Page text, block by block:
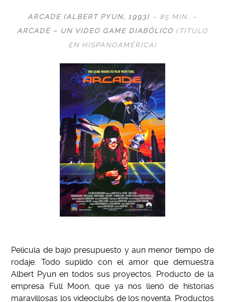
ARCADE (ALBERT PYUN, 1993) – 85 MIN. –
ARCADE – UN VIDEO GAME DIABÓLICO (TÍTULO
EN HISPANOAMÉRICA)
Película de bajo presupuesto y aun menor tiempo de
rodaje. Todo suplido con el amor que demuestra
Albert Pyun en todos sus proyectos. Producto de la
empresa Full Moon, que ya nos llenó de historias
maravillosas los videoclubs de los noventa. Productos